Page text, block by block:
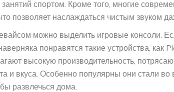
спортом. Кроме того, многие
позволяет наслаждаться чистым звуком
можно выделить игровые консоли.
понравятся такие устройства, как
высокую производительность,
и вкуса. Особенно популярны они стали
развлечься дома.